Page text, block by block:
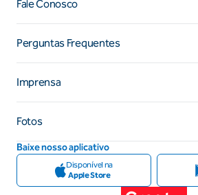
Fale Conosco
Perguntas Frequentes
Imprensa
Fotos
Baixe nosso aplicativo
Disponível na
Apple Store